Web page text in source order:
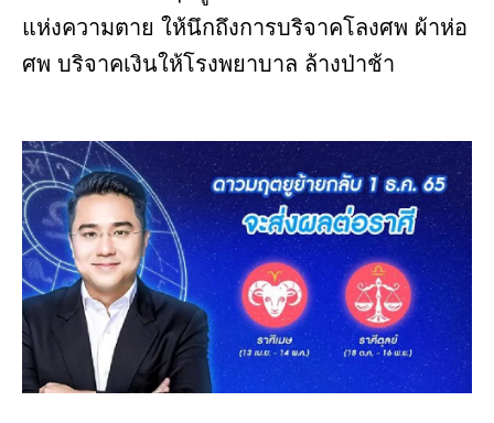
แห่งความตาย ให้นึกถึงการบริจาคโลงศพ ผ้าห่อ
ศพ บริจาคเงินให้โรงพยาบาล ล้างป่าช้า